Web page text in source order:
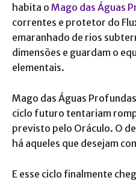
habita o Mago das Águas
correntes e protetor do
emaranhado de rios
dimensões e guardam o
elementais.
Mago das Águas
ciclo futuro tentariam
previsto pelo Oráculo. O
há aqueles que desejam
E esse ciclo finalmente